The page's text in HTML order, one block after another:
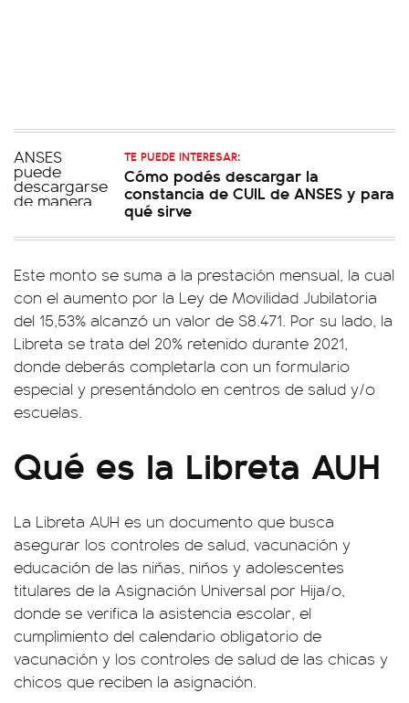
TE PUEDE INTERESAR:
Cómo podés descargar la
constancia de CUIL de ANSES y para
qué sirve
Este monto se suma a la prestación mensual, la cual
con el aumento por la Ley de Movilidad Jubilatoria
del 15,53% alcanzó un valor de $8.471. Por su lado, la
Libreta se trata del 20% retenido durante 2021,
donde deberás completarla con un formulario
especial y presentándolo en centros de salud y/o
escuelas.
Qué es la Libreta AUH
La Libreta AUH es un documento que busca
asegurar los controles de salud, vacunación y
educación de las niñas, niños y adolescentes
titulares de la Asignación Universal por Hija/o,
donde se verifica la asistencia escolar, el
cumplimiento del calendario obligatorio de
vacunación y los controles de salud de las chicas y
chicos que reciben la asignación.